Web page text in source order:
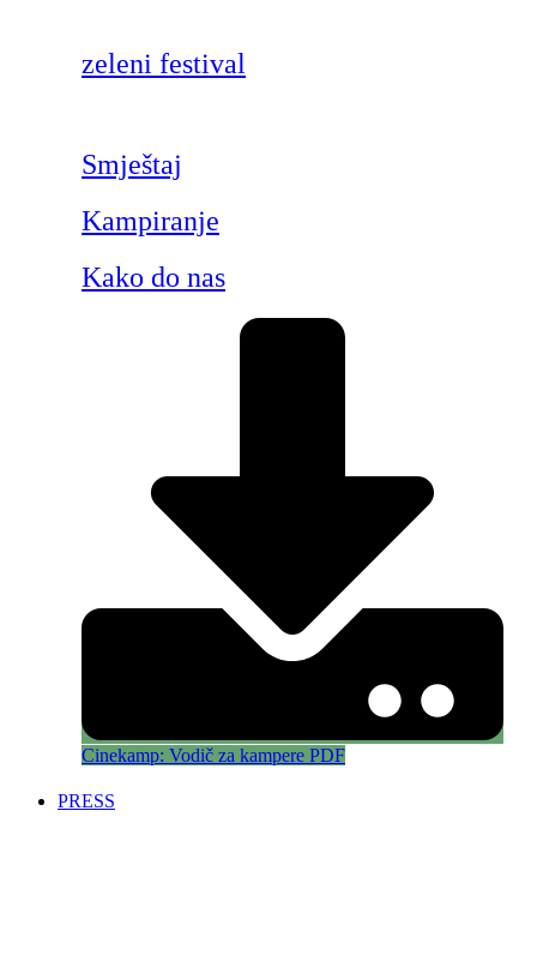
zeleni festival
Smještaj
Kampiranje
Kako do nas
Cinekamp: Vodič za kampere PDF
PRESS